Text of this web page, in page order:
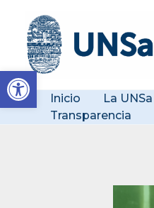
Abrir barra
contenido
Inicio La UNSa
Transparencia